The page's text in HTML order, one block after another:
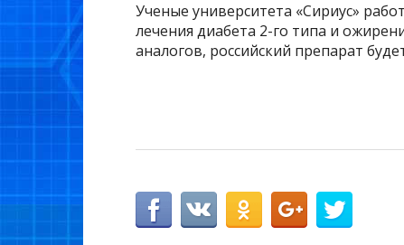
Ученые университета «Сириус»
лечения диабета 2-го типа и
аналогов, российский препарат